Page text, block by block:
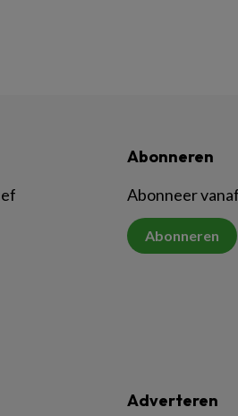
Abonneren
Abonneer
Abonneren
Adverteren